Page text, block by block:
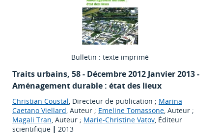
Bulletin : texte imprimé
Traits urbains, 58 - Décembre 2012 Janvier 2013 -
Aménagement durable : état des lieux
Christian Coustal, Directeur de publication ; Marina
Caetano Viellard, Auteur ; Emeline Tomassone, Auteur ;
Magali Tran, Auteur ; Marie-Christine Vatov, Éditeur
scientifique | 2013